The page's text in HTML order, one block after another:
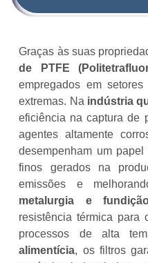
Graças às suas
de PTFE
empregados em
extremas. Na indústria
eficiência na captura de
agentes altamente
desempenham um
finos gerados na
emissões e
metalurgia e
resistência térmica para
processos de alta
alimentícia, os filtros